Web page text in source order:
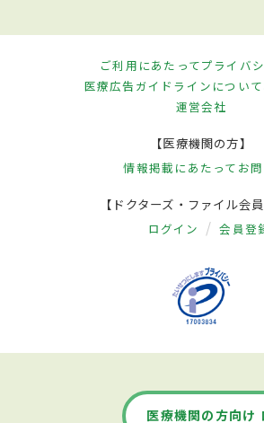
ご利用にあたってプライバ
医療広告ガイドラインについて
運営会社
【医療機関の方】
情報掲載にあたって お
【ドクターズ・ファイル会員
ログイン 会員登
医療機関の方向け